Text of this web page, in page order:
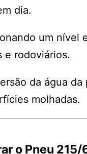
dia.
um nível
e rodoviários.
da água
molhadas.
o Pneu